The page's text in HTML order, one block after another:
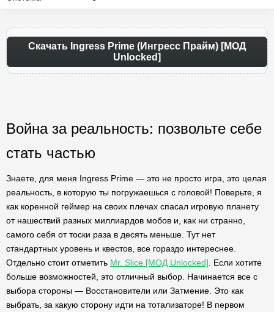
Скачать Ingress Prime (Ингресс Прайм) [МОД
Unlocked]
Война за реальность: позвольте себе
стать частью
Знаете, для меня Ingress Prime — это не просто игра, это целая
реальность, в которую ты погружаешься с головой! Поверьте, я
как коренной геймер на своих плечах спасал игровую планету
от нашествий разных миллиардов мобов и, как ни странно,
самого себя от тоски раза в десять меньше. Тут нет
стандартных уровень и квестов, все гораздо интереснее.
Отдельно стоит отметить Mr. Slice [МОД Unlocked] . Если хотите
больше возможностей, это отличный выбор. Начинается все с
выбора стороны — Восстановители или Затмение. Это как
выбрать, за какую сторону идти на тотализаторе! В первом